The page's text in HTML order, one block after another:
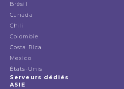
Brésil
Canada
Chili
Colombie
Costa Rica
Mexico
États-Unis
Serveurs dédiés
ASIE